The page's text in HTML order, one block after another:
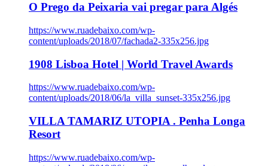
O Prego da Peixaria vai pregar para Algés
https://www.ruadebaixo.com/wp-
content/uploads/2018/07/fachada2-335x256.jpg
1908 Lisboa Hotel | World Travel Awards
https://www.ruadebaixo.com/wp-
content/uploads/2018/06/la_villa_sunset-335x256.jpg
VILLA TAMARIZ UTOPIA . Penha Longa
Resort
https://www.ruadebaixo.com/wp-